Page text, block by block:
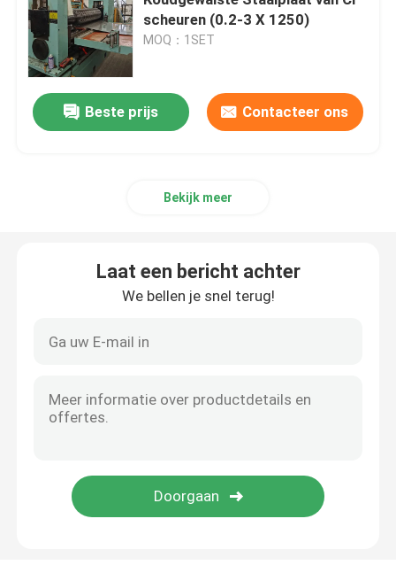
Besnoeiing aan de Machine van de Lengtelijn
Metaal aan Lengtemachine die wordt gesneden
Het omkeren Koude Molen
scheuren (0.2-3 X 1250)
MOQ：1SET
Beste prijs Contacteer ons
Bekijk meer
Laat een bericht achter
We bellen je snel terug!